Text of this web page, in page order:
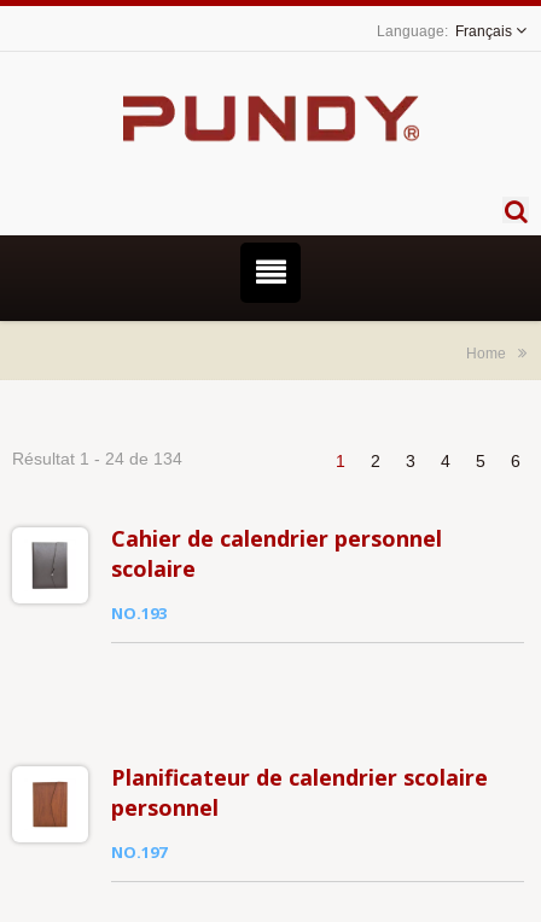
Français
Home
Résultat 1 - 24 de 134 1 2 3 4 5 6
Cahier de calendrier personnel
scolaire
NO.193
Planificateur de calendrier scolaire
personnel
NO.197